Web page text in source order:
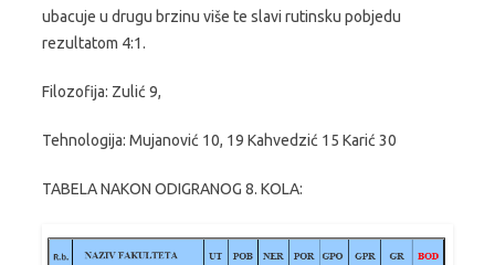
ubacuje u drugu brzinu više te slavi rutinsku pobjedu
rezultatom 4:1.
Filozofija: Zulić 9,
Tehnologija: Mujanović 10, 19 Kahvedzić 15 Karić 30
TABELA NAKON ODIGRANOG 8. KOLA: